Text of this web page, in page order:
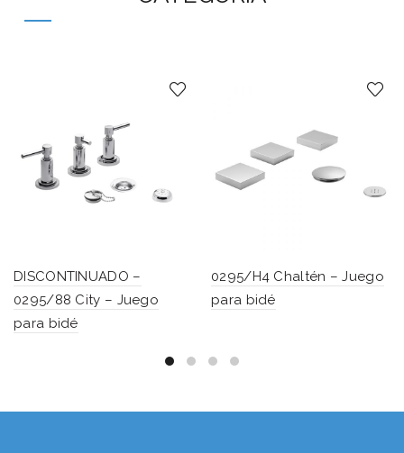
DISCONTINUADO –
0295/88 City – Juego
para bidé
0295/H4 Chaltén – Juego
para bidé